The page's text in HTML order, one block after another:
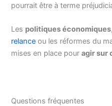
pourrait être à terme
Les politiques économiques
relance ou les réformes du
mises en place pouragir sur
Questions fréquentes